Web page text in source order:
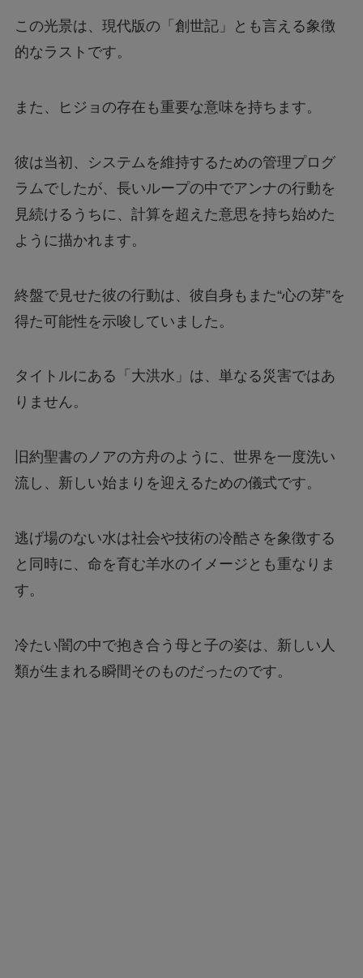
この光景は、現代版の「創世記」とも言える象徴
的なラストです。
また、ヒジョの存在も重要な意味を持ちます。
彼は当初、システムを維持するための管理プログ
ラムでしたが、長いループの中でアンナの行動を
見続けるうちに、計算を超えた意思を持ち始めた
ように描かれます。
終盤で見せた彼の行動は、彼自身もまた“心の芽”を
得た可能性を示唆していました。
タイトルにある「大洪水」は、単なる災害ではあ
りません。
旧約聖書のノアの方舟のように、世界を一度洗い
流し、新しい始まりを迎えるための儀式です。
逃げ場のない水は社会や技術の冷酷さを象徴する
と同時に、命を育む羊水のイメージとも重なりま
す。
冷たい闇の中で抱き合う母と子の姿は、新しい人
類が生まれる瞬間そのものだったのです。